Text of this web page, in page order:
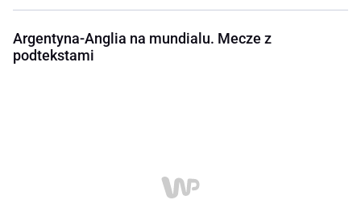
Argentyna-Anglia na mundialu. Mecze z
podtekstami